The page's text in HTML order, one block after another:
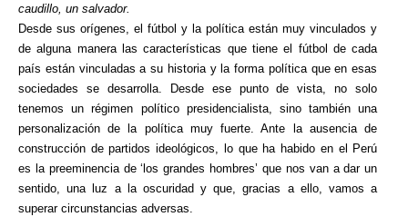
caudillo, un salvador.
Desde sus orígenes, el fútbol y la política están muy vinculados y
de alguna manera las características que tiene el fútbol de cada
país están vinculadas a su historia y la forma política que en esas
sociedades se desarrolla. Desde ese punto de vista, no solo
tenemos un régimen político presidencialista, sino también una
personalización de la política muy fuerte. Ante la ausencia de
construcción de partidos ideológicos, lo que ha habido en el Perú
es la preeminencia de ‘los grandes hombres’ que nos van a dar un
sentido, una luz a la oscuridad y que, gracias a ello, vamos a
superar circunstancias adversas.